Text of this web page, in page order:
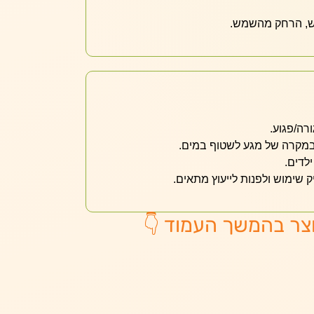
הרחק מהשמש.
פגוע.
במקרה של מגע לשטוף במים.
שימוש ולפנות לייעוץ מתאים.
בהמשך העמוד 👇